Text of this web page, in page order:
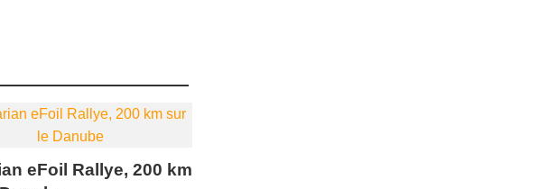
eFoil Rallye, 200 km